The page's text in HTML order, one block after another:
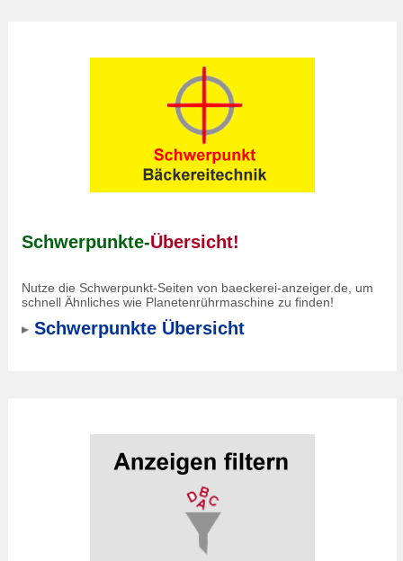
Schwerpunkte-Übersicht!
Nutze die Schwerpunkt-Seiten von baeckerei-anzeiger.de, um
schnell Ähnliches wie Planetenrührmaschine zu finden!
Schwerpunkte Übersicht